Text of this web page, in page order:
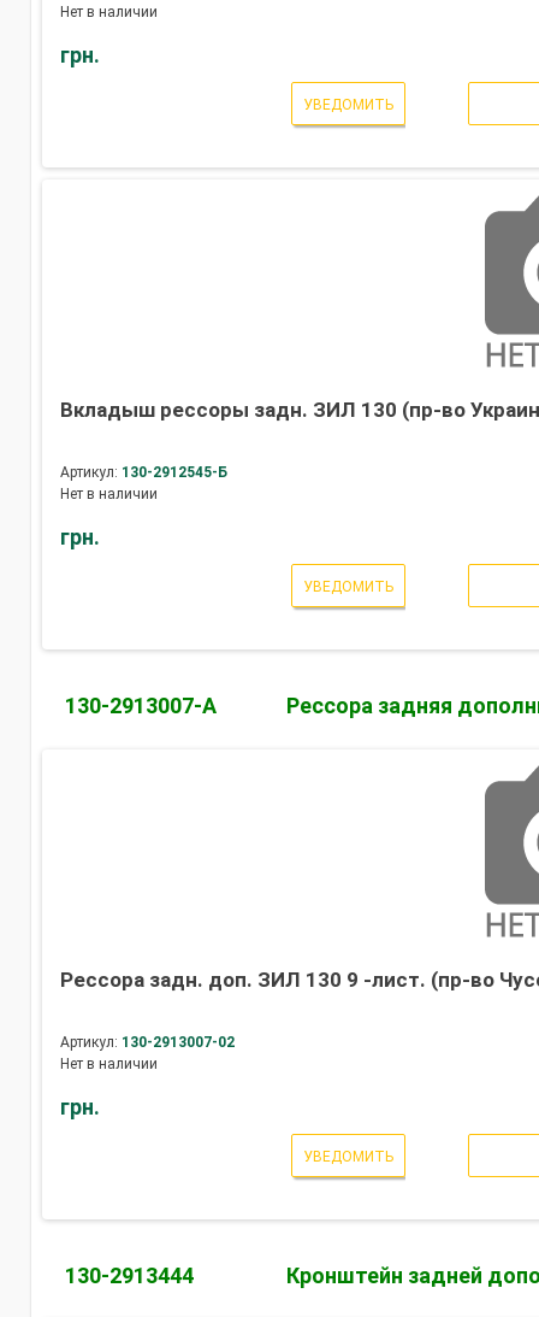
Нет в наличии
грн.
УВЕДОМИТЬ
Вкладыш рессоры задн. ЗИЛ 130 (пр-во
Артикул: 130-2912545-Б
Нет в наличии
грн.
УВЕДОМИТЬ
130-2913007-А Рессора задняя
Рессора задн. доп. ЗИЛ 130 9 -лист. (пр-во
Артикул: 130-2913007-02
Нет в наличии
грн.
УВЕДОМИТЬ
130-2913444 Кронштейн задней